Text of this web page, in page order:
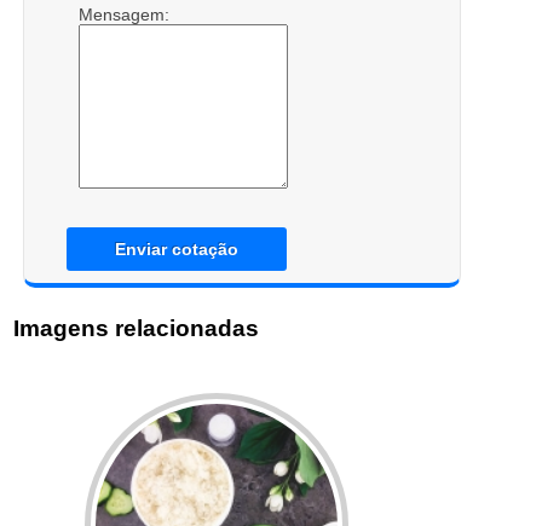
Mensagem:
Enviar cotação
Imagens relacionadas